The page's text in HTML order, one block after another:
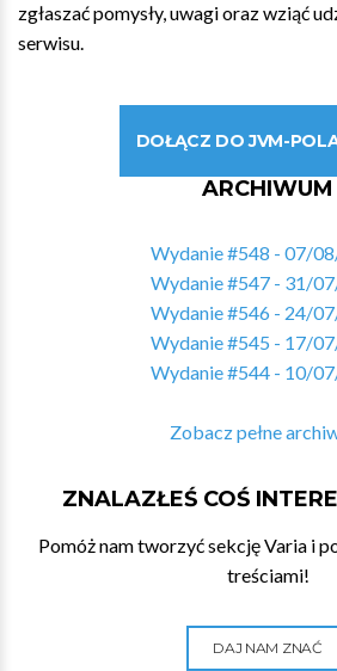
zgłaszać pomysły, uwagi oraz wziąć
serwisu.
DOŁĄCZ DO JVM-
ARCHIWUM
Wydanie #548 - 07/
Wydanie #547 - 31/
Wydanie #546 - 24/
Wydanie #545 - 17/
Wydanie #544 - 10/
Zobacz pełne
ZNALAZŁEŚ COŚ
Pomóż nam tworzyć sekcję Varia i
treściami!
DAJ NAM ZNAĆ